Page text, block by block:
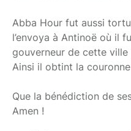
Abba Hour fut aussi
l’envoya à Antinoë où il
gouverneur de cette
Ainsi il obtint la
Que la bénédiction de
Amen !